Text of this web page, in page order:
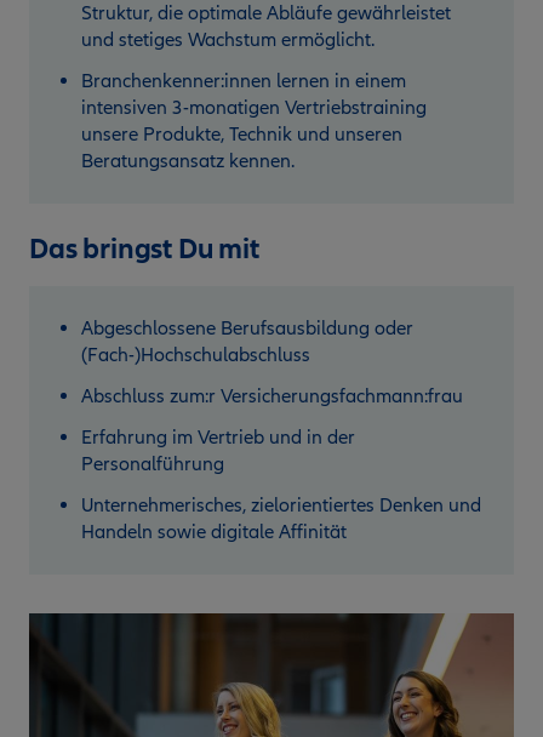
Struktur, die optimale Abläufe gewährleistet
und stetiges Wachstum ermöglicht.
Branchenkenner:innen lernen in einem
intensiven 3-monatigen Vertriebstraining
unsere Produkte, Technik und unseren
Beratungsansatz kennen.
Das bringst Du mit
Abgeschlossene Berufsausbildung oder
(Fach-)Hochschulabschluss
Abschluss zum:r Versicherungsfachmann:frau
Erfahrung im Vertrieb und in der
Personalführung
Unternehmerisches, zielorientiertes Denken und
Handeln sowie digitale Affinität